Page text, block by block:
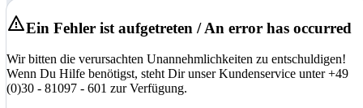
Ein Fehler ist aufgetreten / An error has occurred
Wir bitten die verursachten Unannehmlichkeiten zu entschuldigen!
Wenn Du Hilfe benötigst, steht Dir unser Kundenservice unter +49
(0)30 - 81097 - 601 zur Verfügung.